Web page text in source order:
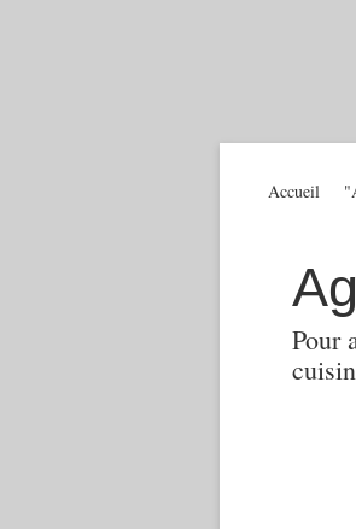
Pour
Accueil